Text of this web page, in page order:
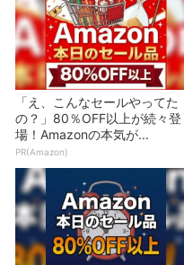
「え、こんなセールやってた
の？」80％OFF以上が続々登
場！Amazonの本気が...
PR(Amazon)